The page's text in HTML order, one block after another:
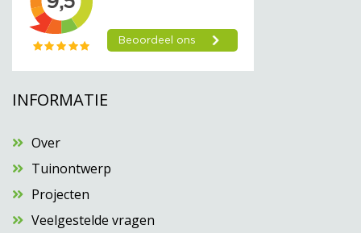
INFORMATIE
Over
Tuinontwerp
Projecten
Veelgestelde vragen